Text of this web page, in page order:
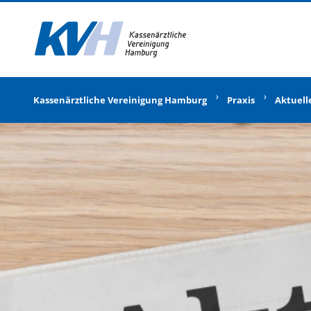
Kassenärztliche Vereinigung Hamburg Praxis